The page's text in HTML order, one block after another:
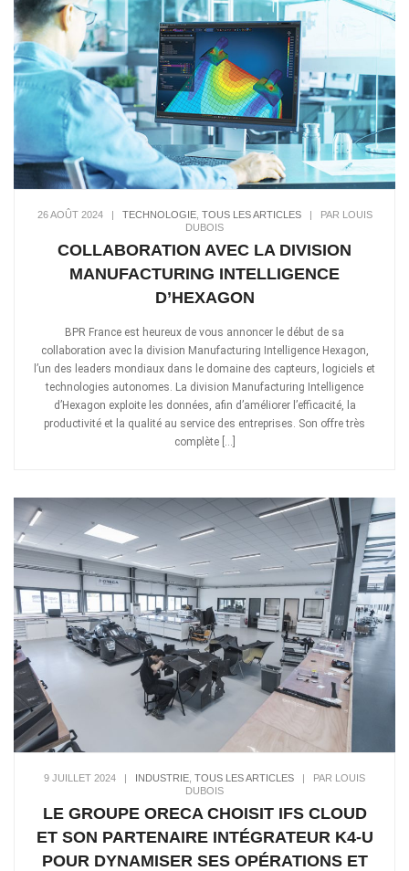
26 AOÛT 2024| TECHNOLOGIE, TOUS LES ARTICLES|
PAR LOUIS
DUBOIS
COLLABORATION AVEC LA DIVISION
MANUFACTURING INTELLIGENCE
D’HEXAGON
BPR France est heureux de vous annoncer le début de sa
collaboration avec la division Manufacturing Intelligence Hexagon,
l’un des leaders mondiaux dans le domaine des capteurs, logiciels et
technologies autonomes. La division Manufacturing Intelligence
d’Hexagon exploite les données, afin d’améliorer l’efficacité, la
productivité et la qualité au service des entreprises. Son offre très
complète […]
9 JUILLET 2024 | INDUSTRIE TOUS LES ARTICLES | PAR LOUIS
DUBOIS
LE GROUPE ORECA CHOISIT IFS CLOUD
ET SON PARTENAIRE INTÉGRATEUR K4-U
POUR DYNAMISER SES OPÉRATIONS ET